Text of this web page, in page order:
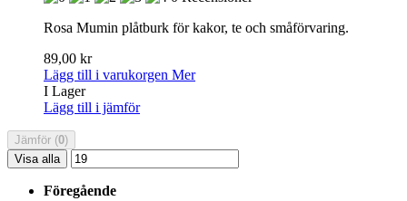
Rosa Mumin plåtburk för kakor, te och småförvaring.
89,00 kr
Lägg till i varukorgen Mer
I Lager
Lägg till i jämför
Jämför (0)
Visa alla
Föregående